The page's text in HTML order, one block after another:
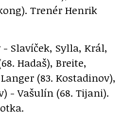
Trenér Henrik
Slavíček, Sylla, Král,
Hadaš), Breite,
(83. Kostadinov),
- Vašulín (68. Tijani).